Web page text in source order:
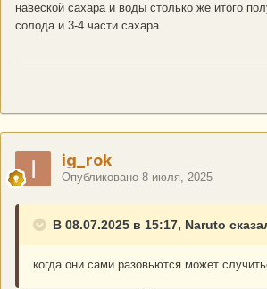
навеской сахара и воды столько же итого
солода и 3-4 части сахара.
ig_rok
Опубликовано 8 июля, 2025
В 08.07.2025 в 15:17, Naruto
когда они сами разовьются может